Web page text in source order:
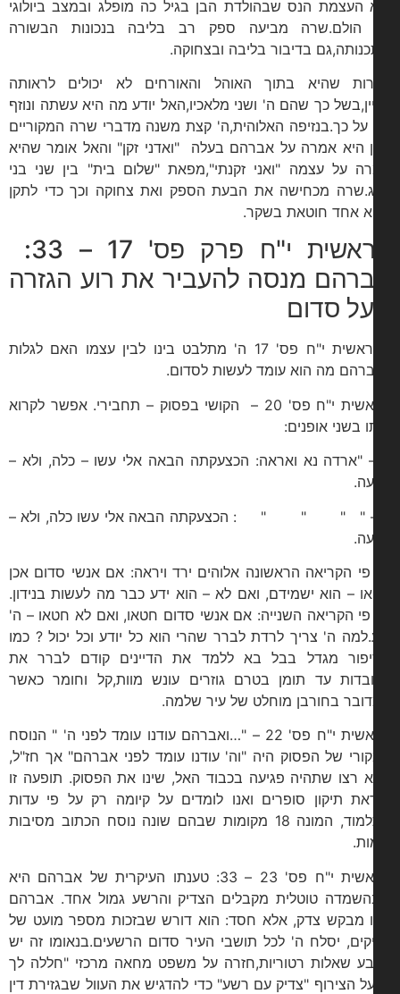
העצמת הנס שבהולדת הבן בגיל כה מופלג ובמצב ביולוגי
הולם.שרה מביעה ספק רב בליבה בנכונות הבשורה
בדיבור בליבה ובצחוקה.
שהיא בתוך האוהל והאורחים לא יכולים לראותה
כך שהם ה' ושני מלאכיו,האל יודע מה היא עשתה ונוזף
כך.בנזיפה האלוהית,ה' קצת משנה מדברי שרה המקוריים
היא אמרה על אברהם בעלה "ואדני זקן" והאל אומר שהיא
על עצמה "ואני זקנתי",מפאת "שלום בית" בין שני בני
מכחישה את הבעת הספק ואת צחוקה וכך כדי לתקן
אחד חוטאת בשקר.
בראשית י"ח פרק פס' 17 – 33:
מנסה להעביר את רוע הגזרה
סדום
בבראשית י"ח פס' 17 ה' מתלבט בינו לבין עצמו האם לגלות
מה הוא עומד לעשות לסדום.
בראשית י"ח פס' 20 – הקושי בפסוק – תחבירי. אפשר לקרוא
בשני אופנים:
"ארדה נא ואראה: הכצעקתה הבאה אלי עשו – כלה, ולא –
" " " " : הכצעקתה הבאה אלי עשו כלה, ולא –
הקריאה הראשונה אלוהים ירד ויראה: אם אנשי סדום אכן
– הוא ישמידם, ואם לא – הוא ידע כבר מה לעשות בנידון.
הקריאה השנייה: אם אנשי סדום חטאו, ואם לא חטאו – ה'
ה' צריך לרדת לברר שהרי הוא כל יודע וכל יכול ? כמו
מגדל בבל בא ללמד את הדיינים קודם לברר את
עד תומן בטרם גוזרים עונש מוות,קל וחומר כאשר
בחורבן מוחלט של עיר שלמה.
בראשית י"ח פס' 22 – "…ואברהם עודנו עומד לפני ה' " הנוסח
של הפסוק היה "וה' עודנו עומד לפני אברהם" אך חז"ל,
רצו שתהיה פגיעה בכבוד האל, שינו את הפסוק. תופעה זו
תיקון סופרים ואנו לומדים על קיומה רק על פי עדות
התלמוד, המונה 18 מקומות שבהם שונה נוסח הכתוב מסיבות
בראשית י"ח פס' 23 – 33: טענתו העיקרית של אברהם היא
טוטלית מקבלים הצדיק והרשע גמול אחד. אברהם
מבקש צדק, אלא חסד: הוא דורש שבזכות מספר מועט של
יסלח ה' לכל תושבי העיר סדום הרשעים.בנאומו זה יש
שאלות רטוריות,חזרה על משפט מחאה מרכזי "חללה לך
הצירוף "צדיק עם רשע" כדי להדגיש את העוול שבגזירת דין